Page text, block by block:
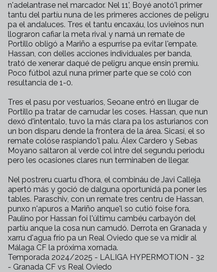
n'adelantrase nel marcador. Nel 11', Boyé anotó'l primer
tantu del partíu nuna de les primeres acciones de peligru
pa el andaluces. Tres el tantu encaxáu, los uvieinos nun
llograron cafiar la meta rival y namá un remate de
Portillo obligó a Mariño a espurrise pa evitar l'empate.
Hassan, con delles acciones individuales per banda,
trató de xenerar daqué de peligru anque ensin premiu.
Poco fútbol azul nuna primer parte que se coló con
resultancia de 1-0.
Tres el pasu por vestuarios, Seoane entró en llugar de
Portillo pa tratar de camudar les coses. Hassan, que nun
dexó d'intentalo, tuvo la más clara pa los asturianos con
un bon disparu dende la frontera de la área. Sicasí, el so
remate colóse raspiando'l palu. Álex Cardero y Sebas
Moyano saltaron al verde col intre del segundu periodu
pero les ocasiones clares nun terminaben de llegar.
Nel postreru cuartu d'hora, el combináu de Javi Calleja
apertó más y goció de dalguna oportunidá pa poner les
tables. Paraschiv, con un remate tres centru de Hassan,
punxo n'apuros a Mariño anque'l so cutió foise fora.
Paulino por Hassan foi l'últimu cambéu carbayón del
partíu anque la cosa nun camudó. Derrota en Granada y
xarru d'agua frío pa un Real Oviedo que se va midir al
Málaga CF la próxima xornada.
Temporada 2024/2025 - LALIGA HYPERMOTION - 32
- Granada CF vs Real Oviedo